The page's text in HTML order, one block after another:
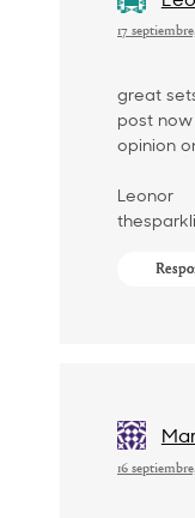
17
great
post
opinion
Leonor
16